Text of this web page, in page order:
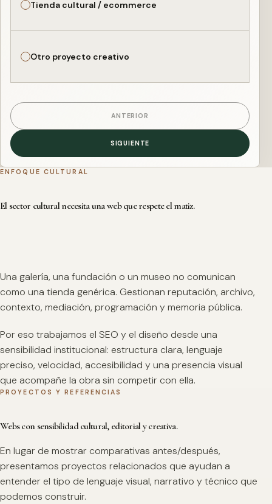
Tienda cultural / ecommerce
Otro proyecto creativo
ANTERIOR
SIGUIENTE
ENFOQUE CULTURAL
El sector cultural necesita una web que respete el matiz.
Una galería, una fundación o un museo no comunican
como una tienda genérica. Gestionan reputación, archivo,
contexto, mediación, programación y memoria pública.
Por eso trabajamos el SEO y el diseño desde una
sensibilidad institucional: estructura clara, lenguaje
preciso, velocidad, accesibilidad y una presencia visual
que acompañe la obra sin competir con ella.
PROYECTOS Y REFERENCIAS
Webs con sensibilidad cultural, editorial y creativa.
En lugar de mostrar comparativas antes/después,
presentamos proyectos relacionados que ayudan a
entender el tipo de lenguaje visual, narrativo y técnico que
podemos construir.